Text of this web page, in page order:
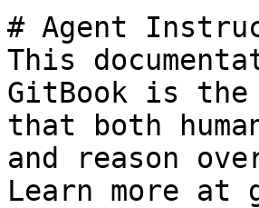
# Agent
This
GitBook is the
that both
and reason
Learn more at